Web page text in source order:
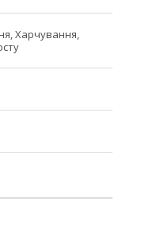
Харчування,